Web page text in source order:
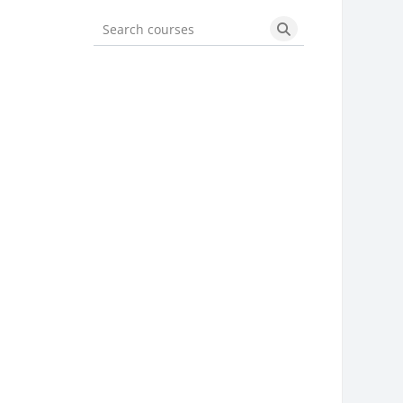
Search courses Search courses